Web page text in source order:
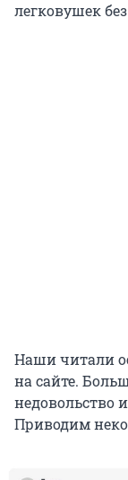
легковушек
Наши читали
на сайте.
недовольство
Приводим